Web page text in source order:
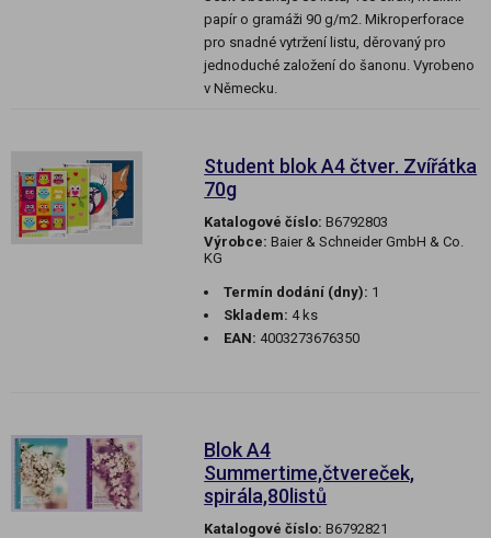
papír o gramáži 90 g/m2. Mikroperforace
pro snadné vytržení listu, děrovaný pro
jednoduché založení do šanonu. Vyrobeno
v Německu.
Student blok A4 čtver. Zvířátka
70g
Katalogové číslo: B6792803
Výrobce: Baier & Schneider GmbH & Co.
KG
Termín dodání (dny): 1
Skladem: 4 ks
EAN: 4003273676350
Blok A4
Summertime,čtvereček,
spirála,80listů
Katalogové číslo: B6792821